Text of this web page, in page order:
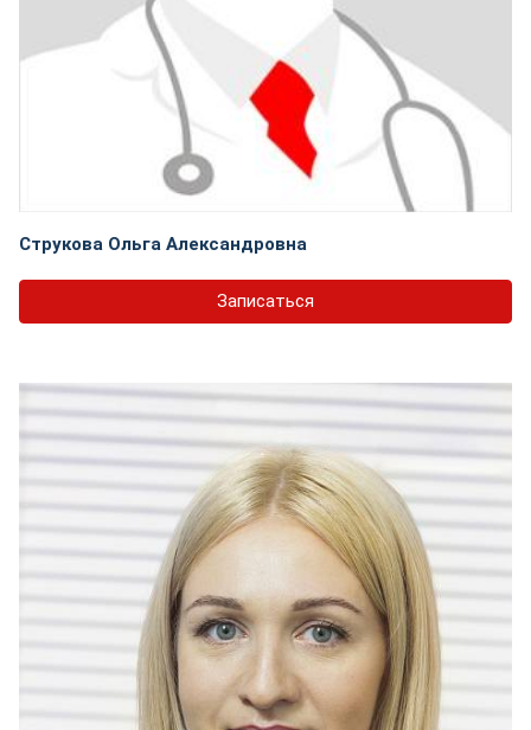
Струкова Ольга Александровна
Записаться